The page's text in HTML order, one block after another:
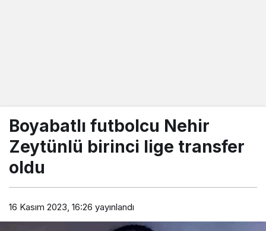
Boyabatlı futbolcu Nehir
Zeytünlü birinci lige transfer
oldu
16 Kasım 2023, 16:26 yayınlandı